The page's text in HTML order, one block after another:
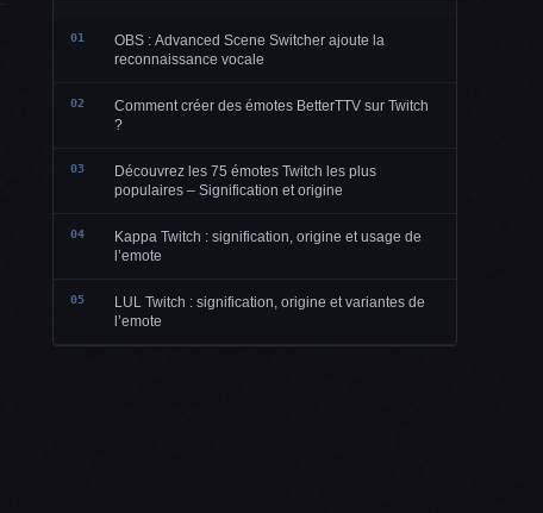
01
OBS : Advanced Scene Switcher ajoute la
reconnaissance vocale
02
Comment créer des émotes BetterTTV sur Twitch
?
03
Découvrez les 75 émotes Twitch les plus
populaires – Signification et origine
04
Kappa Twitch : signification, origine et usage de
l’emote
05
LUL Twitch : signification, origine et variantes de
l’emote